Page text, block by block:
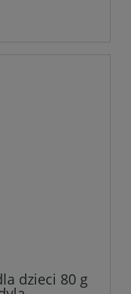
dzieci 80 g